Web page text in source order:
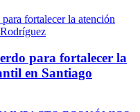
para fortalecer la
en Santiago